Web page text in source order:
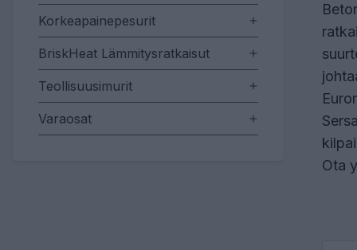
Korkeapainepesurit
BriskHeat Lämmitysratkaisut
Teollisuusimurit
Varaosat
Ota